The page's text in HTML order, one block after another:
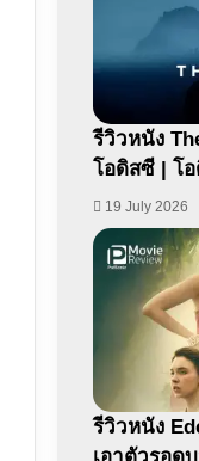
รีวิวหนัง
โอดิสซี | โ
19 July 2026
รีวิวหนัง